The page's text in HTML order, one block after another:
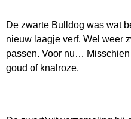
De zwarte Bulldog was wat
nieuw laagje verf. Wel weer
passen. Voor nu…
goud of knalroze.